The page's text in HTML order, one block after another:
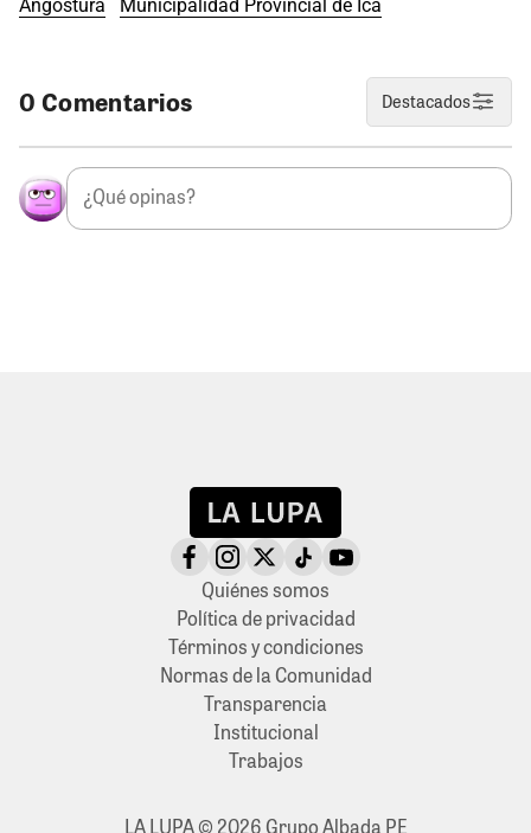
Angostura
Municipalidad Provincial de Ica
0 Comentarios Destacados
Quiénes somos
Política de privacidad
Términos y condiciones
Normas de la Comunidad
Transparencia
Institucional
Trabajos
LA LUPA © 2026 Grupo Albada PE